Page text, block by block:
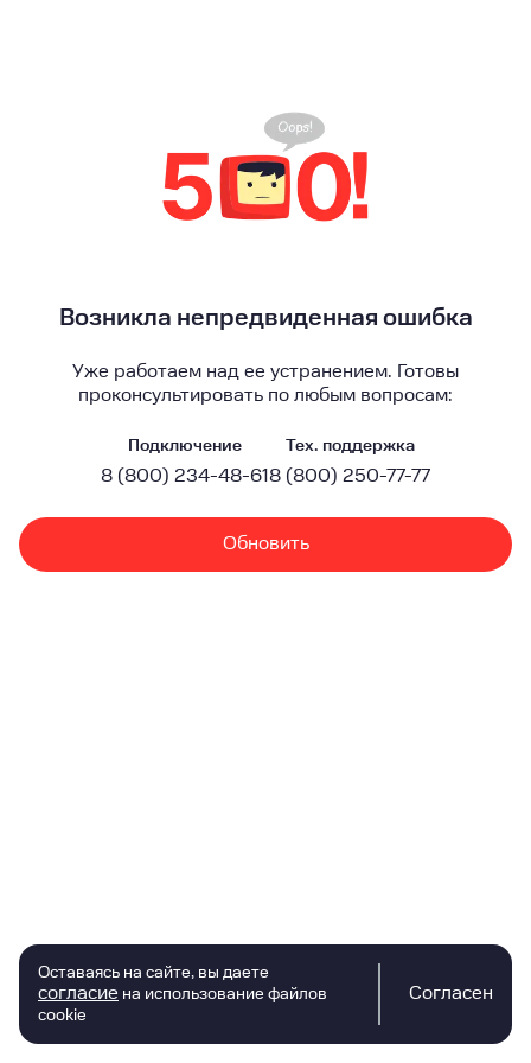
Возникла непредвиденная ошибка
Уже работаем над ее устранением. Готовы
проконсультировать по любым вопросам:
Подключение
8 (800) 234-48-61
Тех. поддержка
8 (800) 250-77-77
Обновить
Оставаясь на сайте, вы даете
согласие на использование файлов
cookie
Согласен